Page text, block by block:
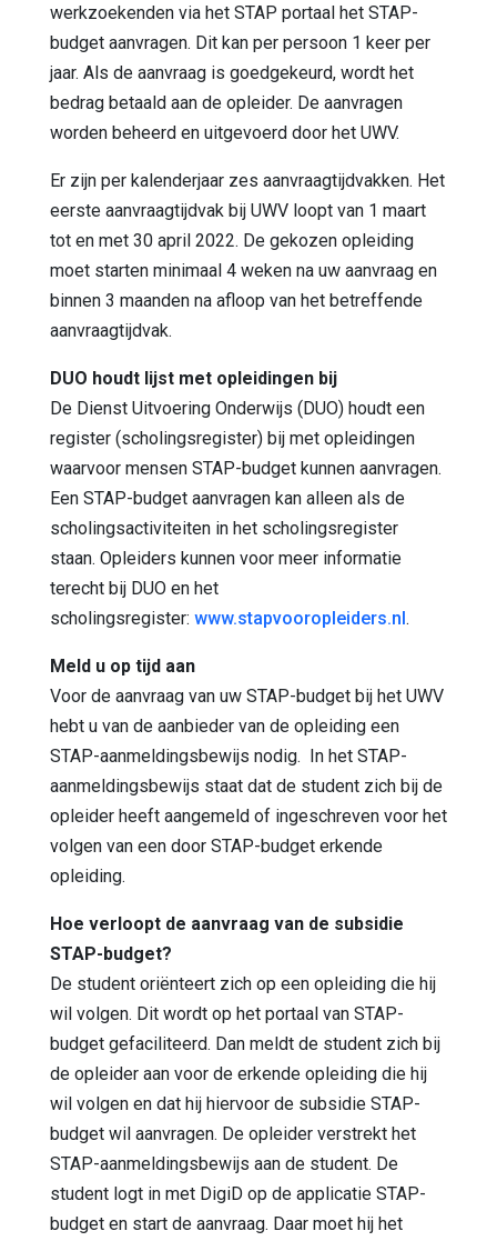
werkzoekenden via het STAP portaal het STAP-
budget aanvragen. Dit kan per persoon 1 keer per
jaar. Als de aanvraag is goedgekeurd, wordt het
bedrag betaald aan de opleider. De aanvragen
worden beheerd en uitgevoerd door het UWV.
Er zijn per kalenderjaar zes aanvraagtijdvakken. Het
eerste aanvraagtijdvak bij UWV loopt van 1 maart
tot en met 30 april 2022. De gekozen opleiding
moet starten minimaal 4 weken na uw aanvraag en
binnen 3 maanden na afloop van het betreffende
aanvraagtijdvak.
DUO houdt lijst met opleidingen bij
De Dienst Uitvoering Onderwijs (DUO) houdt een
register (scholingsregister) bij met opleidingen
waarvoor mensen STAP-budget kunnen aanvragen.
Een STAP-budget aanvragen kan alleen als de
scholingsactiviteiten in het scholingsregister
staan. Opleiders kunnen voor meer informatie
terecht bij DUO en het
scholingsregister: www.stapvooropleiders.nl.
Meld u op tijd aan
Voor de aanvraag van uw STAP-budget bij het UWV
hebt u van de aanbieder van de opleiding een
STAP-aanmeldingsbewijs nodig. In het STAP-
aanmeldingsbewijs staat dat de student zich bij de
opleider heeft aangemeld of ingeschreven voor het
volgen van een door STAP-budget erkende
opleiding.
Hoe verloopt de aanvraag van de subsidie
STAP-budget?
De student oriënteert zich op een opleiding die hij
wil volgen. Dit wordt op het portaal van STAP-
budget gefaciliteerd. Dan meldt de student zich bij
de opleider aan voor de erkende opleiding die hij
wil volgen en dat hij hiervoor de subsidie STAP-
budget wil aanvragen. De opleider verstrekt het
STAP-aanmeldingsbewijs aan de student. De
student logt in met DigiD op de applicatie STAP-
budget en start de aanvraag. Daar moet hij het